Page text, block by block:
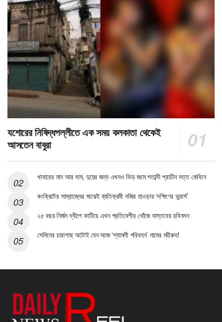
যশোরের নিষিদ্ধপল্লীতে এক সময় কলকাতা থেকেই
আসতেন বাবুরা
খাবারের মান আর দাম, দুয়ের জন্য এখনও ভিড় জমে শতাব্দী প্রাচীন দত্ত কেবিনে
কংক্রিটের সাম্রাজ্যের মাঝেই ব্যতিক্রমী নজির হাওড়ার ‘দক্ষিণের ডুয়ার্স’
২৫ বছর নির্জন দ্বীপে কাটিয়ে এখন প্রতিবেশীর খোঁজে বাস্তবের রবিনসন
সেদিনের চারাগাছ অটোই যেন আজ ‘শ্যামলী পরিবহন’ নামের মহীরুহ!